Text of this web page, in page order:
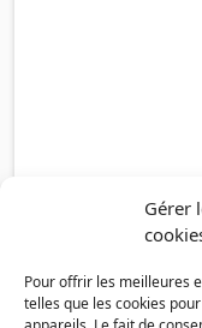
Gérer
Pour offrir les meilleures
telles que les cookies